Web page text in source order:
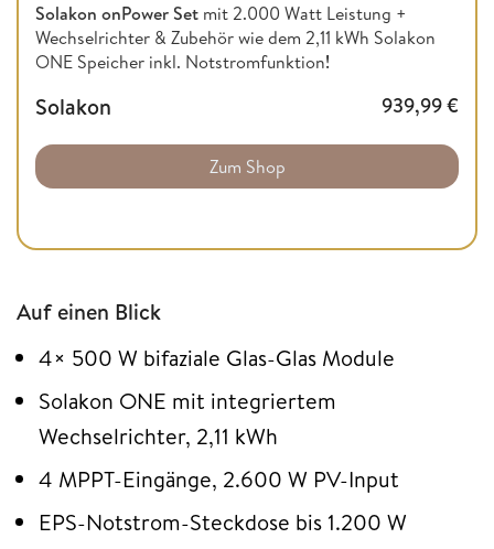
Solakon onPower Set mit 2.000 Watt Leistung +
Wechselrichter & Zubehör wie dem 2,11 kWh Solakon
ONE Speicher inkl. Notstromfunktion!
Solakon 939,99€
Zum Shop
Auf einen Blick
4× 500 W bifaziale Glas-Glas Module
Solakon ONE mit integriertem
Wechselrichter, 2,11 kWh
4 MPPT-Eingänge, 2.600 W PV-Input
EPS-Notstrom-Steckdose bis 1.200 W